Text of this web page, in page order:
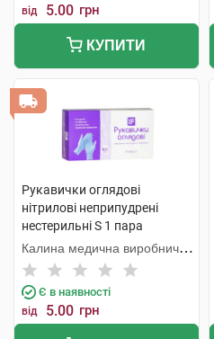
від 5.00 грн
КУПИТИ
Рукавички оглядові
нітрилові неприпудрені
нестерильні S 1 пара
Калина медична виробнича
компанія
Є в наявності
від 5.00 грн